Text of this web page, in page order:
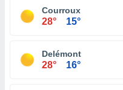
Courroux
28° 15°
Delémont
28° 16°